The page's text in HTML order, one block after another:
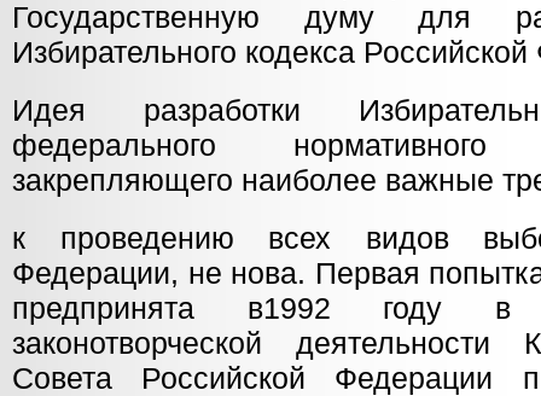
Государственную думу для
Избирательного кодекса
Идея разработки
федерального
закрепляющего наиболее важные
к проведению всех видов
Федерации, не нова. Первая
предпринята в1992 году в
законотворческой деятельности
Совета Российской Федерации